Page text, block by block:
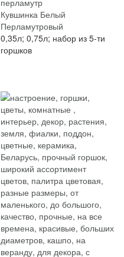
Кувшинка Белый
Перламутровый
0,35л; 0,75л; набор из 5-ти
горшков